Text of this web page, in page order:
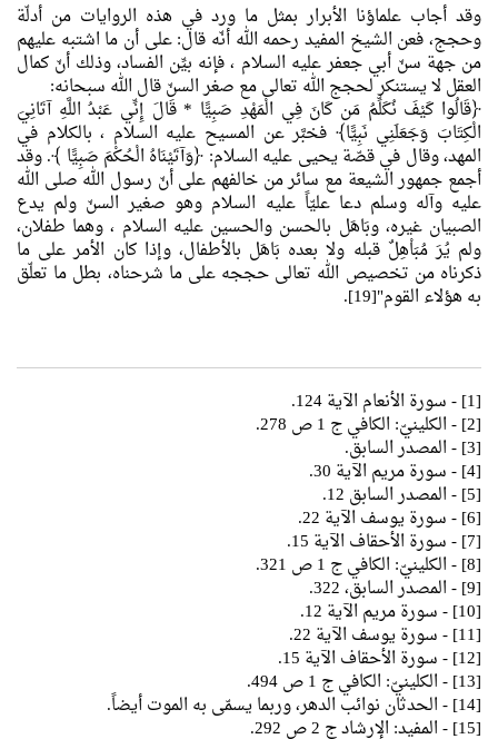
وقد أجاب علماؤنا الأبرار بمثل ما ورد في هذه الروايات من أدلّة
وحجج، فعن الشيخ المفيد رحمه الله أنّه قال: على أن ما اشتبه عليهم
من جهة سنّ أبي جعفر عليه السلام ، فإنه بيِّن الفساد، وذلك أنّ كمال
العقل لا يستنكر لحجج الله تعالى مع صغر السنّ قال الله سبحانه:
﴿قَالُوا كَيْفَ نُكَلِّمُ مَن كَانَ فِي الْمَهْدِ صَبِيًّا * قَالَ إِنِّي عَبْدُ اللَّهِ آتَانِيَ
الْكِتَابَ وَجَعَلَنِي نَبِيًّا﴾ فخبَّر عن المسيح عليه السلام ، بالكلام في
المهد، وقال في قصّة يحيى عليه السلام: ﴿وَآتَيْنَاهُ الْحُكْمَ صَبِيًّا ﴾. وقد
أجمع جمهور الشيعة مع سائر من خالفهم على أنّ رسول الله صلى الله
عليه وآله وسلم دعا عليّاً عليه السلام وهو صغير السنّ ولم يدع
الصبيان غيره، وبَاهَل بالحسن والحسين عليه السلام ، وهما طفلان،
ولم يُرَ مُبَاْهِلٌ قبله ولا بعده بَاهَل بالأطفال، وإذا كان الأمر على ما
ذكرناه من تخصيص الله تعالى حججه على ما شرحناه، بطل ما تعلّق
به هؤلاء القوم"[19].
[1] - سورة الأنعام الآية 124.
[2] - الكلينيّ: الكافي ج 1 ص 278.
[3] - المصدر السابق.
[4] - سورة مريم الآية 30.
[5] - المصدر السابق 12.
[6] - سورة يوسف الآية 22.
[7] - سورة الأحقاف الآية 15.
[8] - الكلينيّ: الكافي ج 1 ص 321.
[9] - المصدر السابق، 322.
[10] - سورة مريم الآية 12.
[11] - سورة يوسف الآية 22.
[12] - سورة الأحقاف الآية 15.
[13] - الكلينيّ: الكافي ج 1 ص 494.
[14] - الحدثان نوائب الدهر، وربما يسمّى به الموت أيضاً.
[15] - المفيد: الإرشاد ج 2 ص 292.